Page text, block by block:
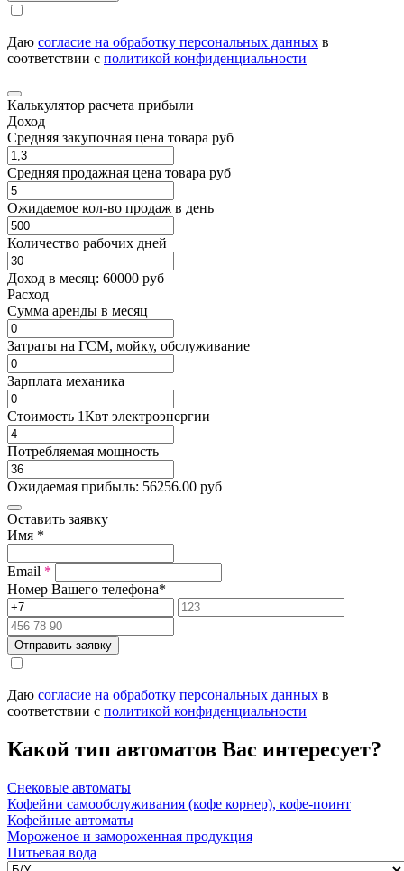
Даю согласие на обработку персональных данных в
соответствии с политикой конфиденциальности
Калькулятор расчета прибыли
Доход
Средняя закупочная цена товара руб
Средняя продажная цена товара руб
Ожидаемое кол-во продаж в день
Количество рабочих дней
Доход в месяц: 60000 руб
Расход
Cумма аренды в месяц
Затраты на ГСМ, мойку, обслуживание
Зарплата механика
Стоимость 1Квт электроэнергии
Потребляемая мощность
Ожидаемая прибыль: 56256.00 руб
Оставить заявку
Имя *
Email *
Номер Вашего телефона*
Отправить заявку
Даю согласие на обработку персональных данных в
соответствии с политикой конфиденциальности
Какой тип автоматов Вас интересует?
Снековые автоматы
Кофейни самообслуживания (кофе корнер), кофе-поинт
Кофейные автоматы
Мороженое и замороженная продукция
Питьевая вода